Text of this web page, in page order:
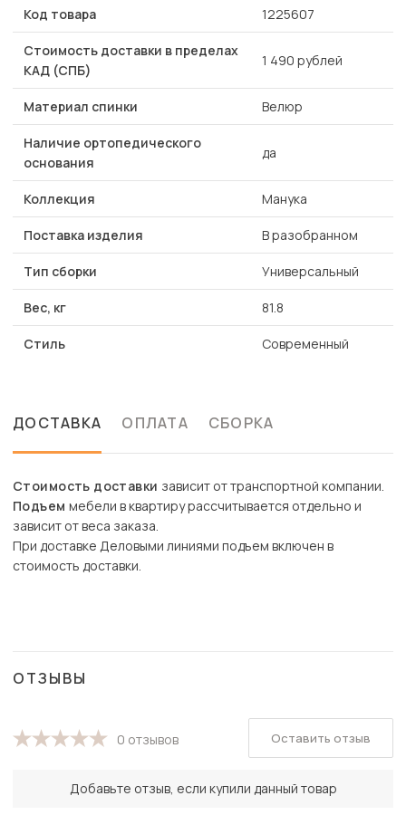
Код товара 1225607
Стоимость доставки в пределах
КАД (СПБ)
1 490 рублей
Материал спинки Велюр
Наличие ортопедического
основания
да
Коллекция Манука
Поставка изделия В разобранном
Тип сборки Универсальный
Вес, кг 81.8
Стиль Современный
ДОСТАВКА ОПЛАТА СБОРКА
Стоимость доставки зависит от транспортной компании.
Подъем мебели в квартиру рассчитывается отдельно и
зависит от веса заказа.
При доставке Деловыми линиями подъем включен в
стоимость доставки.
ОТЗЫВЫ
0 отзывов
Добавьте отзыв, если купили данный товар
Оставить отзыв